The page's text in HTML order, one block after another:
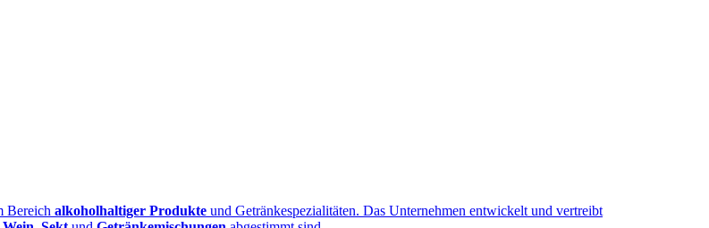
Bereich alkoholhaltiger Produkte und Getränkespezialitäten. Das Unternehmen entwickelt und vertreibt